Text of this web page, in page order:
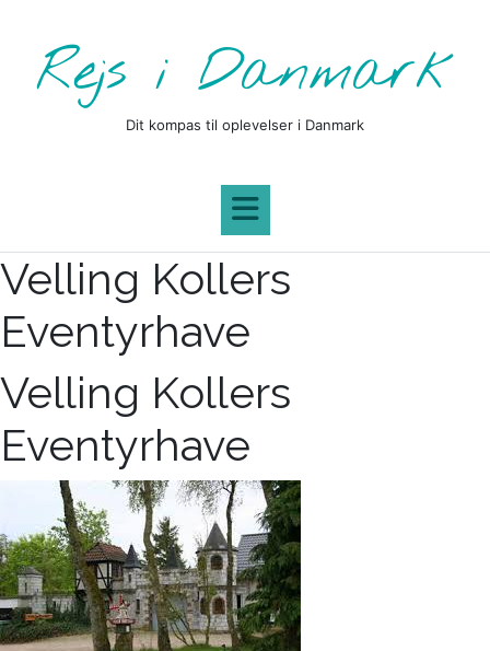
contentRejs i Danmark
Dit kompas til oplevelser i Danmark
Velling Kollers
Eventyrhave
Velling Kollers
Eventyrhave